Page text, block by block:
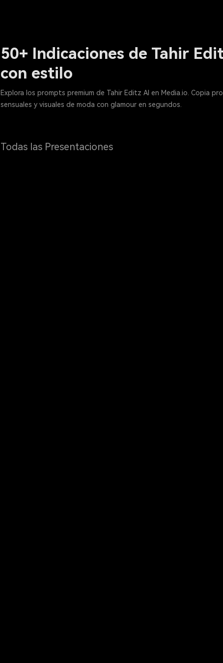
50+ Indicaciones de Tahir
con estilo
Explora los prompts premium de Tahir Editz AI en Media.io. Copia
sensuales y visuales de moda con glamour en segundos.
Todas las Presentaciones